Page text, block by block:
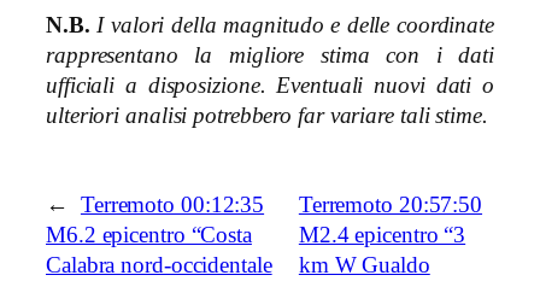
N.B. I valori della magnitudo e delle coordinate
rappresentano la migliore stima con i dati
ufficiali a disposizione. Eventuali nuovi dati o
ulteriori analisi potrebbero far variare tali stime.
←
Terremoto 00:12:35
M6.2 epicentro “Costa
Calabra nord-occidentale
Terremoto 20:57:50
M2.4 epicentro “3
km W Gualdo